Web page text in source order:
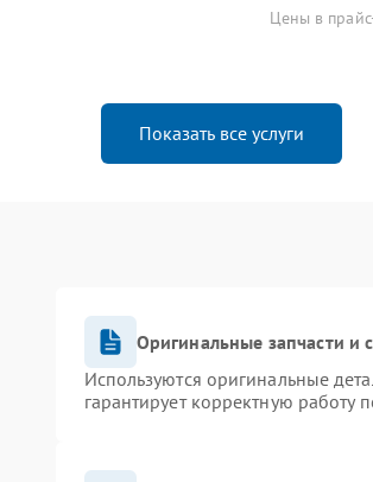
Цены в
Показать все услуги
Оригинальные запчасти и
Используются оригинальные
гарантирует корректную работу